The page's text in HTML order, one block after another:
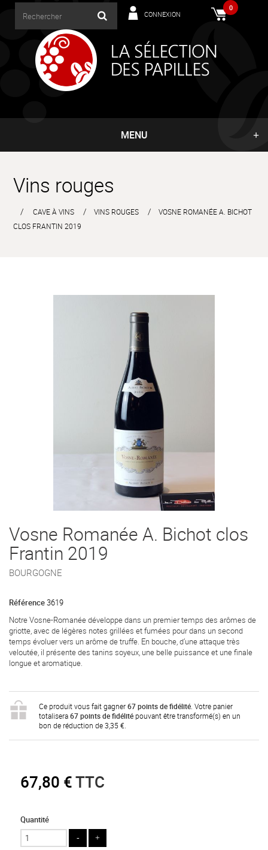
0
CONNEXION
MENU
Vins rouges
CAVE À VINS VINS ROUGES
VOSNE ROMANÉE A. BICHOT
CLOS FRANTIN 2019
Vosne Romanée A. Bichot clos
Frantin 2019
BOURGOGNE
Référence3619
Notre Vosne-Romanée développe dans un premier temps des arômes de
griotte, avec de légères notes grillées et fumées pour dans un second
temps évoluer vers un arôme de truffe. En bouche, d’une attaque très
veloutée, il présente des tanins soyeux, une belle puissance et une finale
longue et aromatique.
Ce produit vous fait gagner 67 points de fidélité. Votre panier
totalisera 67 points de fidélité pouvant être transformé(s) en un
bon de réduction de 3,35 €.
67,80 €TTC
Quantité